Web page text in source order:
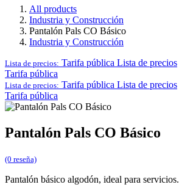
All products
Industria y Construcción
Pantalón Pals CO Básico
Industria y Construcción
Lista de precios: Tarifa pública Lista de precios
Tarifa pública
Lista de precios: Tarifa pública Lista de precios
Tarifa pública
Pantalón Pals CO Básico
(0 reseña)
Pantalón básico algodón, ideal para servicios.